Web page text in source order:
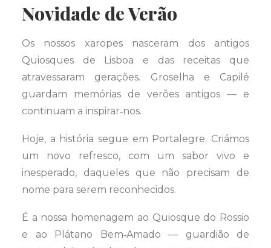
Novidade de Verão
Os nossos xaropes nasceram dos antigos
Quiosques de Lisboa e das receitas que
atravessaram gerações. Groselha e Capilé
guardam memórias de verões antigos — e
continuam a inspirar‑nos.
Hoje, a história segue em Portalegre. Criámos
um novo refresco, com um sabor vivo e
inesperado, daqueles que não precisam de
nome para serem reconhecidos.
É a nossa homenagem ao Quiosque do Rossio
e ao Plátano Bem‑Amado — guardião de